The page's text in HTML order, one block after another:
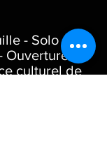
- Solo
de
culturel de